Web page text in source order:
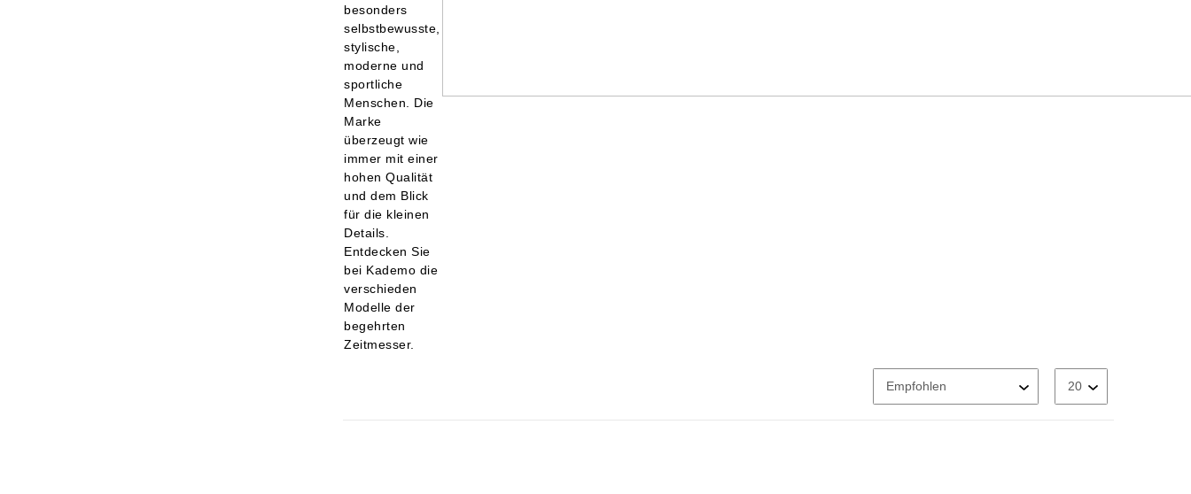
besonders
selbstbewusste,
stylische,
moderne und
sportliche
Menschen. Die
Marke
überzeugt wie
immer mit einer
hohen Qualität
und dem Blick
für die kleinen
Details.
Entdecken Sie
bei Kademo die
verschieden
Modelle der
begehrten
Zeitmesser.